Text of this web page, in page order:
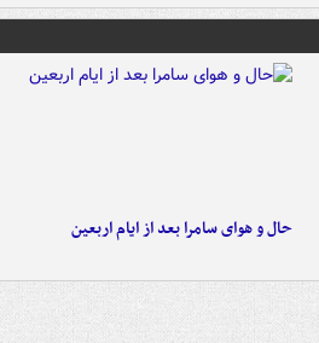
حال و هوای سامرا بعد از ایام اربعین